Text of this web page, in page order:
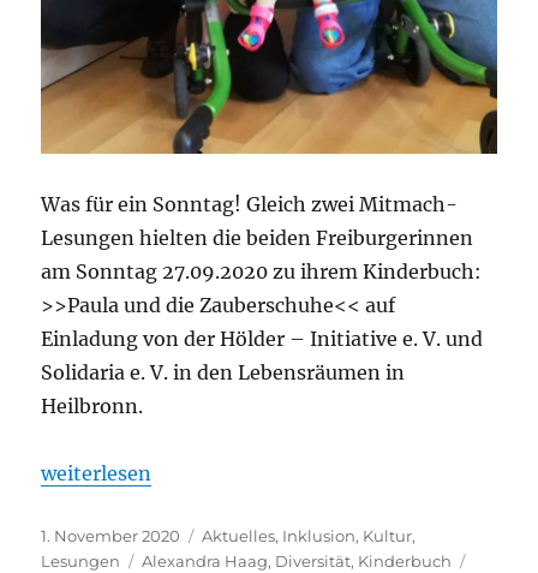
Was für ein Sonntag! Gleich zwei Mitmach-
Lesungen hielten die beiden Freiburgerinnen
am Sonntag 27.09.2020 zu ihrem Kinderbuch:
>>Paula und die Zauberschuhe<< auf
Einladung von der Hölder – Initiative e. V. und
Solidaria e. V. in den Lebensräumen in
Heilbronn.
„Paula und die Zauberschuhe – Eine tolle
weiterlesen
Veröffentlicht
am
1. November 2020 Kategorien
Aktuelles, Inklusion, Kultur,
Lesungen
Schlagwörter
Alexandra Haag, Diversität, Kinderbuch